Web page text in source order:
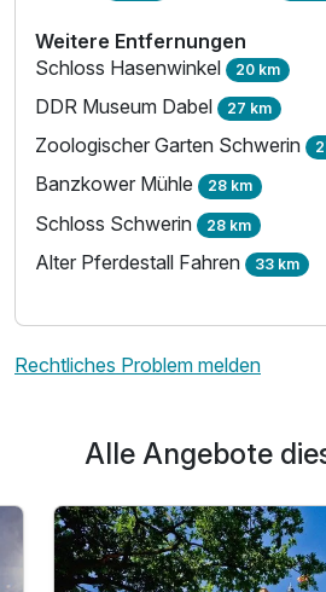
Weitere Entfernungen
Schloss Hasenwinkel 20 km
DDR Museum Dabel 27 km
Zoologischer Garten Schwerin
Banzkower Mühle 28 km
Schloss Schwerin 28 km
Alter Pferdestall Fahren 33 km
Rechtliches Problem melden
Alle Angebote